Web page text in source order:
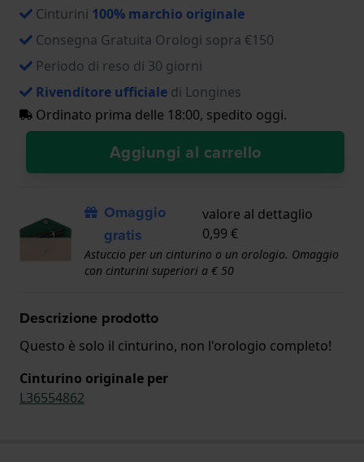
Cinturini 100% marchio originale
Consegna Gratuita Orologi sopra €150
Periodo di reso di 30 giorni
Rivenditore ufficiale di Longines
Ordinato prima delle 18:00, spedito oggi.
Aggiungi al carrello
Omaggio
gratis
valore al dettaglio
0,99 €
Astuccio per un cinturino o un orologio. Omaggio
con cinturini superiori a € 50
Descrizione prodotto
Questo è solo il cinturino, non l'orologio completo!
Cinturino originale per
L36554862